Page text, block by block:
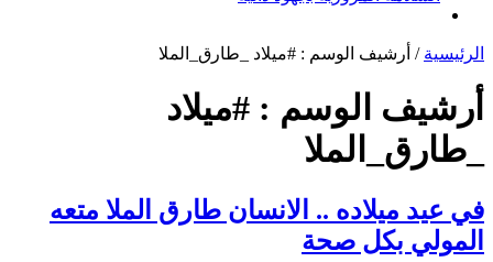
الرئيسية / أرشيف الوسم : #ميلاد _طارق_الملا
أرشيف الوسم : #ميلاد
_طارق_الملا
في عيد ميلاده .. الانسان طارق الملا متعه
المولي بكل صحة